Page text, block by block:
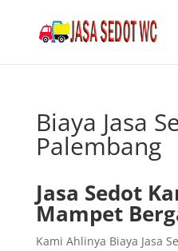
Biaya Jasa
Palembang
Jasa Sedot
Mampet
Kami Ahlinya Biaya Jasa